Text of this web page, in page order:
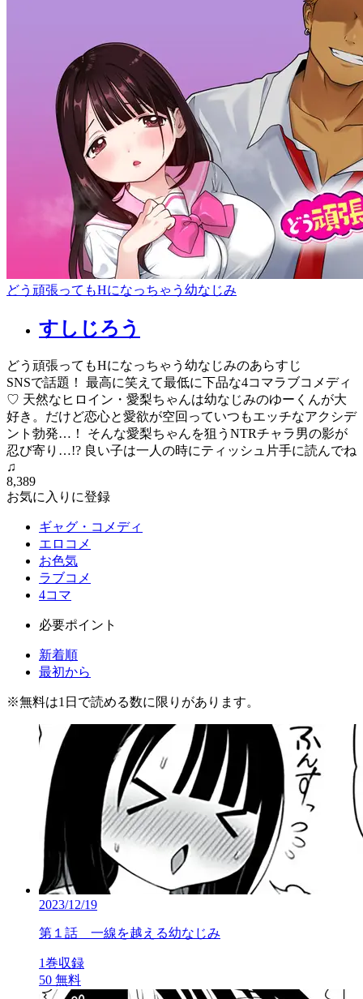
どう頑張ってもHになっちゃう幼なじみ
すしじろう
どう頑張ってもHになっちゃう幼なじみのあらすじ
SNSで話題！ 最高に笑えて最低に下品な4コマラブコメディ
♡ 天然なヒロイン・愛梨ちゃんは幼なじみのゆーくんが大
好き。だけど恋心と愛欲が空回っていつもエッチなアクシデ
ント勃発…！ そんな愛梨ちゃんを狙うNTRチャラ男の影が
忍び寄り…!? 良い子は一人の時にティッシュ片手に読んでね
♫
8,389
お気に入りに登録
ギャグ・コメディ
エロコメ
お色気
ラブコメ
4コマ
必要ポイント
新着順
最初から
※無料は1日で読める数に限りがあります。
2023/12/19
第１話 一線を越える幼なじみ
1巻収録
50 無料